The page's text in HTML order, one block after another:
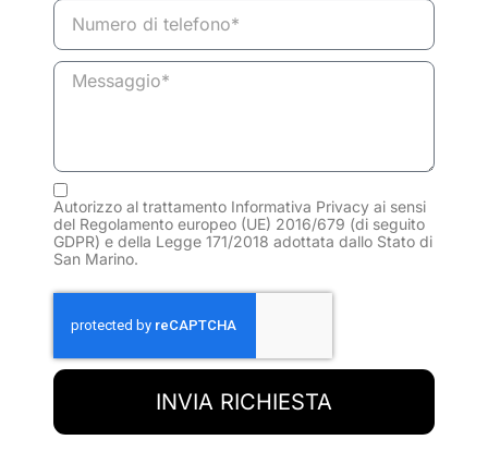
Autorizzo al trattamento Informativa Privacy ai sensi
del Regolamento europeo (UE) 2016/679 (di seguito
GDPR) e della Legge 171/2018 adottata dallo Stato di
San Marino.
Clicca per leggere l'informativa.
INVIA RICHIESTA